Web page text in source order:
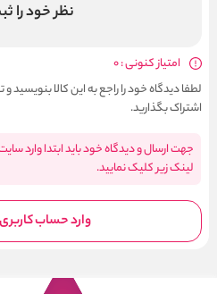
نظر خود را
امتیاز کنونی : 0
لطفا دیدگاه خود را راجع به این کالا بنویسید و
اشتراک بگذارید.
جهت ارسال و دیدگاه خود باید ابتدا وارد
لینک زیر کلیک نمایید.
وارد حساب